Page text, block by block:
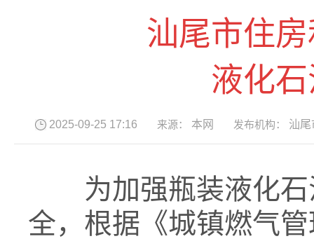
汕尾市住
液化
2025-09-25 17:16 来源： 本网 发布机构： 汕
为加强瓶装液化石
全，根据《城镇燃气